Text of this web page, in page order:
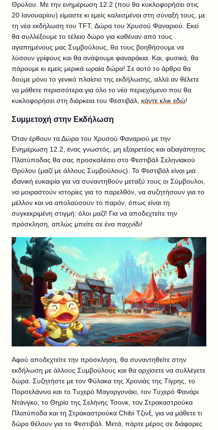
Θρύλου. Με την ενημέρωση 12.2 (που θα κυκλοφορήσει στις
20 Ιανουαρίου) είμαστε κι εμείς καλεσμένοι στη σύναξή τους, με
τη νέα εκδήλωση του TFT, Δώρα του Χρυσού Φαναριού. Εκεί
θα συλλέξουμε το τέλειο δώρο για καθέναν από τους
αγαπημένους μας Συμβούλους, θα τους βοηθήσουμε να
λύσουν γρίφους και θα ανάψουμε φαναράκια. Και, φυσικά, θα
πάρουμε κι εμείς μερικά ωραία δώρα! Σε αυτό το άρθρο θα
δούμε μόνο το γενικό πλαίσιο της εκδήλωσης, αλλά αν θέλετε
να μάθετε περισσότερα για όλο το νέο περιεχόμενο που θα
κυκλοφορήσει στη διάρκεια του Φεστιβάλ, κάντε κλικ εδώ!
Συμμετοχή στην Εκδήλωση
Όταν έρθουν τα Δώρα του Χρυσού Φαναριού με την
Ενημέρωση 12.2, ένας γνωστός, μη εξαιρετέος και αξιαγάπητος
Πλατύποδας θα σας προσκαλέσει στο Φεστιβάλ Σεληνιακού
Θρύλου (μαζί με άλλους Συμβούλους). Το Φεστιβάλ είναι μια
ιδανική ευκαιρία για να συναντηθούν μεταξύ τους οι Σύμβουλοι,
να μοιραστούν ιστορίες για το παρελθόν, να συζητήσουν για το
μέλλον και να απολαύσουν το παρόν, όπως είναι τη
συγκεκριμένη στιγμή: όλοι μαζί! Για να αποδεχτείτε την
πρόσκληση, απλώς μπείτε σε ένα παιχνίδι!
Αφού αποδεχτείτε την πρόσκληση, θα συναντηθείτε στην
εκδήλωση με άλλους Συμβούλους και θα αρχίσετε να συλλέγετε
δώρα. Συζητήστε με τον Φύλακα της Χρονιάς της Τίγρης, το
Πορσελάνινο και το Τυχερό Μαγοργονάκι, τον Τυχερό Φανάρι
Ντάνγκο, το Θηρίο της Σελήνης Τσονκ, τον Στρακαστρούκα
Πλατύποδα και τη Στρακαστρούκα Chibi Τζινξ, για να μάθετε τι
δώρο θέλουν για το Φεστιβάλ. Μετά, πάρτε μέρος σε διάφορες